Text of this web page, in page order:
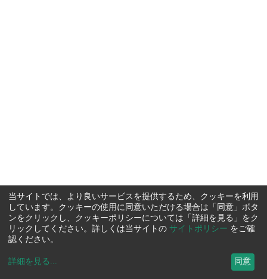
当サイトでは、より良いサービスを提供するため、クッキーを利用
しています。クッキーの使用に同意いただける場合は「同意」ボタ
ンをクリックし、クッキーポリシーについては「詳細を見る」をク
リックしてください。詳しくは当サイトの サイトポリシー をご確
認ください。
詳細を見る ... 同意